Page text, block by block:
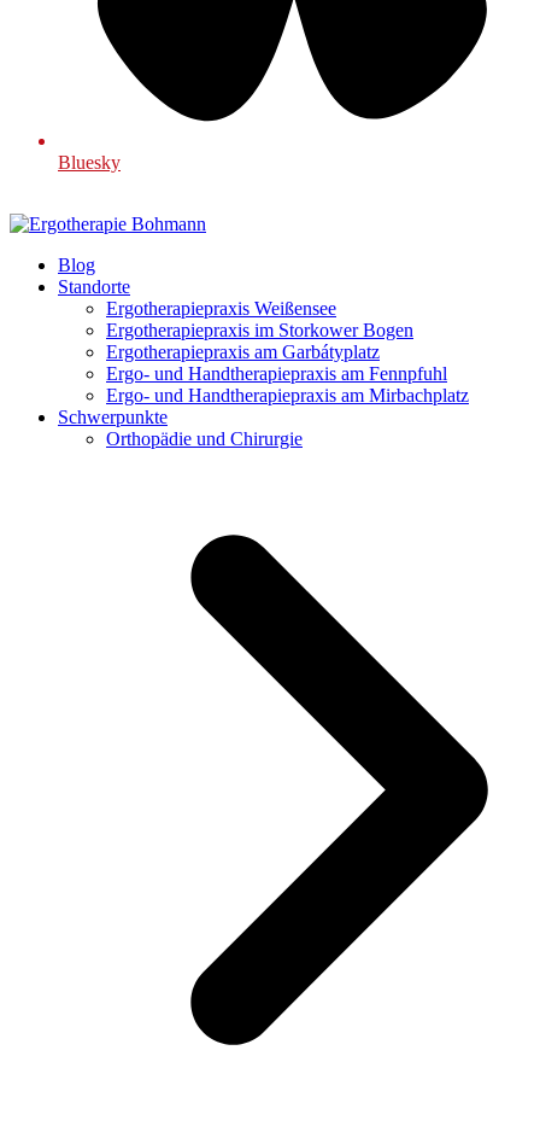
Bluesky
Blog
Standorte
Ergotherapiepraxis Weißensee
Ergotherapiepraxis im Storkower Bogen
Ergotherapiepraxis am Garbátyplatz
Ergo- und Handtherapiepraxis am Fennpfuhl
Ergo- und Handtherapiepraxis am Mirbachplatz
Schwerpunkte
Orthopädie und Chirurgie